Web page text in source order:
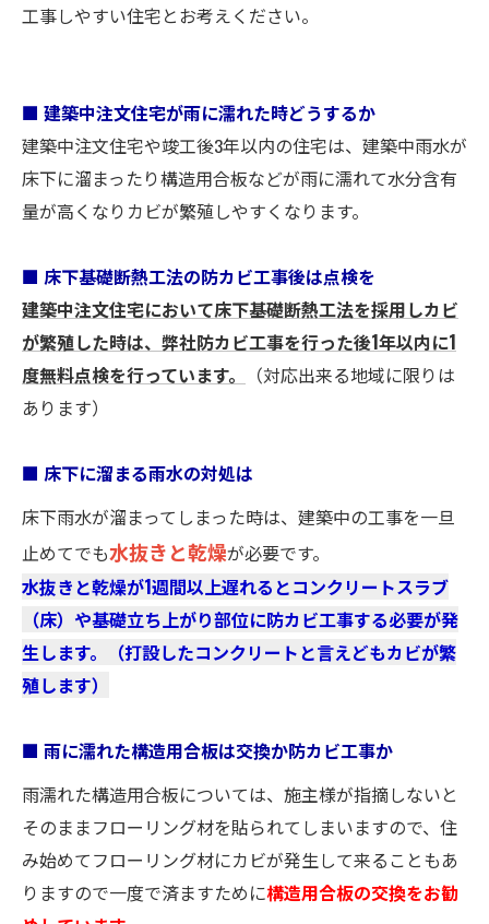
工事しやすい住宅とお考えください。
■ 建築中注文住宅が雨に濡れた時どうするか
建築中注文住宅や竣工後3年以内の住宅は、建築中雨水が
床下に溜まったり構造用合板などが雨に濡れて水分含有
量が高くなりカビが繁殖しやすくなります。
■ 床下基礎断熱工法の防カビ工事後は点検を
建築中注文住宅において床下基礎断熱工法を採用しカビ
が繁殖した時は、弊社防カビ工事を行った後1年以内に1
度無料点検を行っています。
（対応出来る地域に限りは
あります）
■ 床下に溜まる雨水の対処は
床下雨水が溜まってしまった時は、建築中の工事を一旦
止めてでも水抜きと乾燥が必要です。
水抜きと乾燥が1週間以上遅れるとコンクリートスラブ
（床）や基礎立ち上がり部位に防カビ工事する必要が発
生します。（打設したコンクリートと言えどもカビが繁
殖します）
■ 雨に濡れた構造用合板は交換か防カビ工事か
雨濡れた構造用合板については、施主様が指摘しないと
そのままフローリング材を貼られてしまいますので、住
み始めてフローリング材にカビが発生して来ることもあ
りますので一度で済ますために構造用合板の交換をお勧